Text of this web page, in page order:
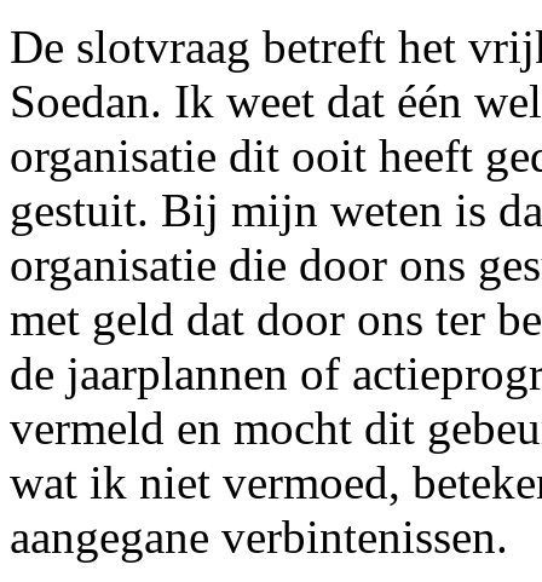
De slotvraag betreft het
Soedan. Ik weet dat één
organisatie dit ooit heeft
gestuit. Bij mijn weten is
organisatie die door ons
met geld dat door ons ter
de jaarplannen of
vermeld en mocht dit
wat ik niet vermoed,
aangegane verbintenissen.